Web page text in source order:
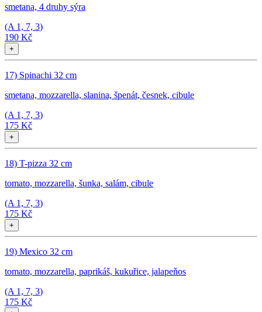
smetana, 4 druhy sýra
(A 1, 7, 3)
190 Kč
+
17) Spinachi 32 cm
smetana, mozzarella, slanina, špenát, česnek, cibule
(A 1, 7, 3)
175 Kč
+
18) T-pizza 32 cm
tomato, mozzarella, šunka, salám, cibule
(A 1, 7, 3)
175 Kč
+
19) Mexico 32 cm
tomato, mozzarella, paprikáš, kukuřice, jalapeňos
(A 1, 7, 3)
175 Kč